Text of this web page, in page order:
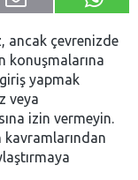
ancak çevrenizde
konuşmalarına
yapmak
veya
izin vermeyin.
kavramlarından